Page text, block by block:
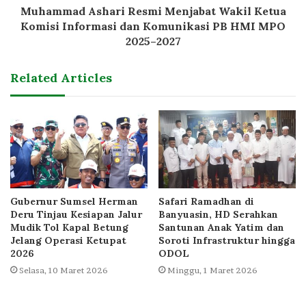
Muhammad Ashari Resmi Menjabat Wakil Ketua
Komisi Informasi dan Komunikasi PB HMI MPO
2025–2027
Related Articles
Gubernur Sumsel Herman
Deru Tinjau Kesiapan Jalur
Mudik Tol Kapal Betung
Jelang Operasi Ketupat
2026
Selasa, 10 Maret 2026
Safari Ramadhan di
Banyuasin, HD Serahkan
Santunan Anak Yatim dan
Soroti Infrastruktur hingga
ODOL
Minggu, 1 Maret 2026